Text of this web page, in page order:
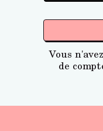
Vous
de